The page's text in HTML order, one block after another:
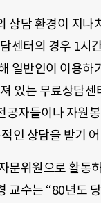
상담 환경이 지나
센터의 경우 1시
일반인이 이용하
있는 무료상담
공자들이나 자원
인 상담을 받기
문위원으로 활동
교수는 “80년도